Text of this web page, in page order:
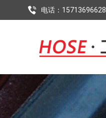
电话：15713696628